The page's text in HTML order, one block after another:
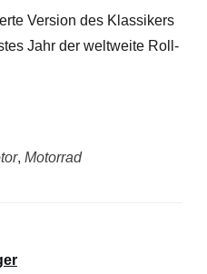
Version des Klassikers
Jahr der weltweite Roll-
, Motorrad